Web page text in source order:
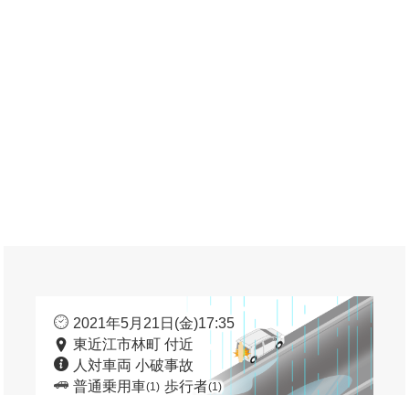
2021年5月21日(金)17:35
東近江市林町 付近
人対車両 小破事故
普通乗用車(1) 歩行者(1)